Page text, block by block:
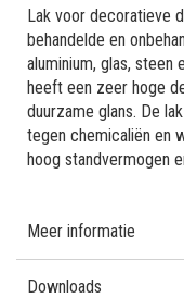
Lak voor decoratieve
behandelde en
aluminium, glas, steen
heeft een zeer hoge
duurzame glans. De
tegen chemicaliën en
hoog standvermogen
Meer informatie
Downloads